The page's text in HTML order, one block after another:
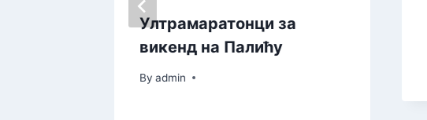
Ултрамаратонци за
викенд на Палићу
By admin